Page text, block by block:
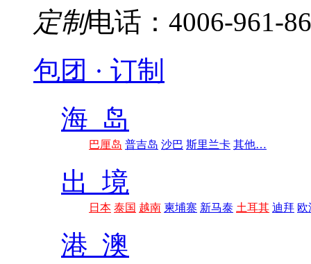
定制电话：4006-961-
包团 · 订制
海 岛
巴厘岛 普吉岛 沙巴 斯里兰卡 其他…
出 境
日本 泰国 越南 柬埔寨 新马泰 土耳其 迪拜 欧
港 澳